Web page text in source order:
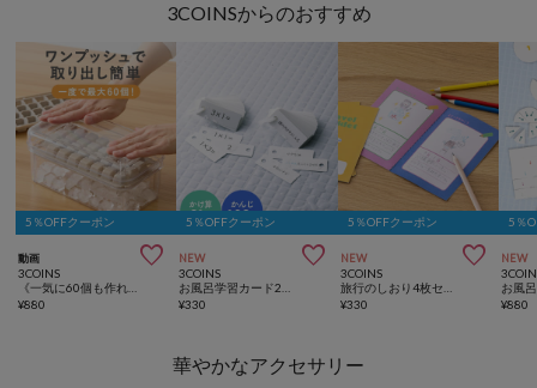
3COINSからのおすすめ
5％OFFクーポン
動画 
3COINS
¥880
5％OFFクーポン
NEW 
3COINS
¥330
5％OFFクーポン
NEW 
3COINS
¥330
5％
NEW
¥880
華やかなアクセサリー